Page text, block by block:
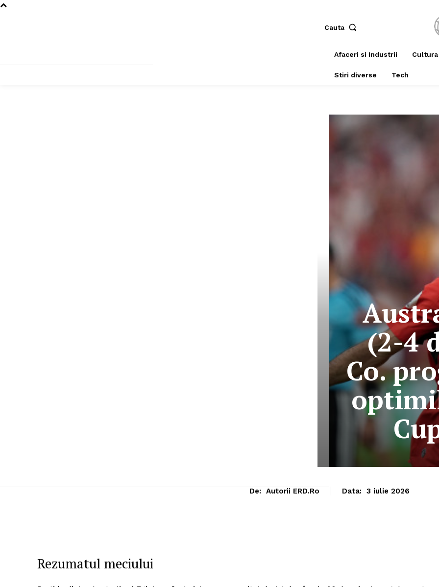
Cauta
Afaceri si Industrii
Stiri diverse Tech
(2-4
Co.
De: Autorii ERD.ro Data: 3 iulie 2026
Rezumatul meciului